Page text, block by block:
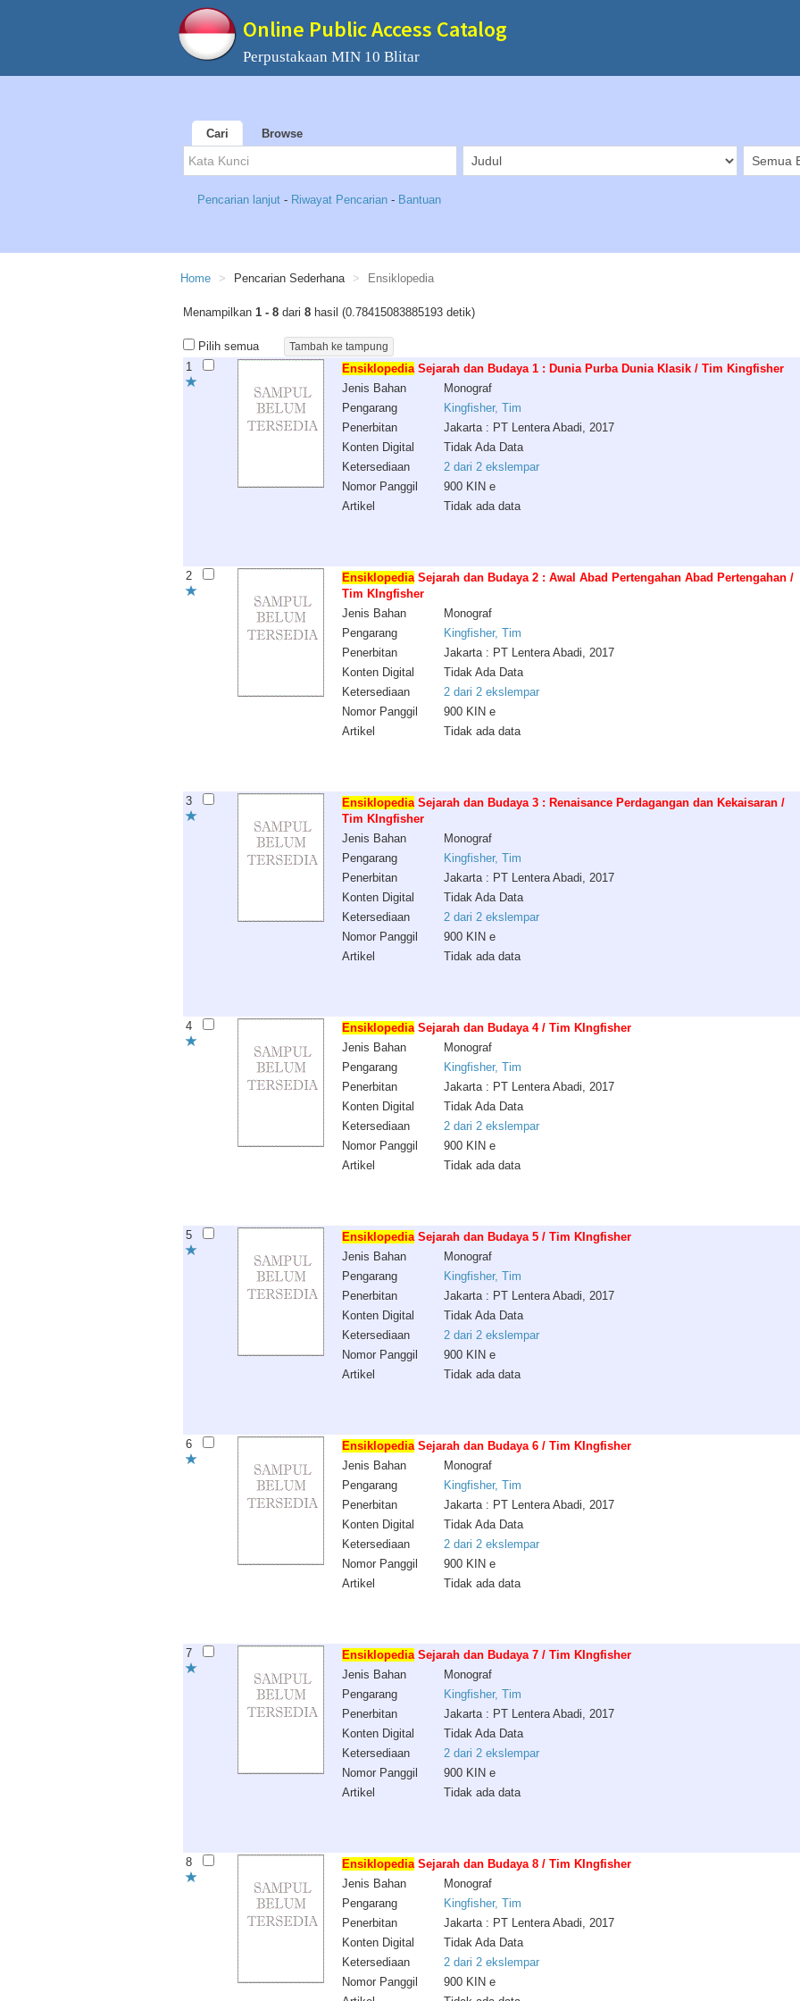
Online Public Access Catalog
Perpustakaan MIN 10 Blitar
Cari Browse
Pencarian lanjut - Riwayat Pencarian - Bantuan
Home Pencarian Sederhana Ensiklopedia
Menampilkan 1 - 8 dari 8 hasil (0.78415083885193 detik)
Pilih semua
1
EnsiklopediaSejarah dan Budaya 1 : Dunia Purba Dunia Klasik / Tim Kingfisher
Jenis Bahan
Monograf
Pengarang
Kingfisher, Tim
Penerbitan
Jakarta : PT Lentera Abadi, 2017
Konten Digital
Tidak Ada Data
Ketersediaan
2 dari 2 ekslempar
Nomor Panggil
900 KIN e
Artikel
Tidak ada data
2 EnsiklopediaSejarah dan Budaya 2 : Awal Abad Pertengahan Abad Pertengahan /
Tim KIngfisher
Jenis Bahan
Monograf
Pengarang
Kingfisher, Tim
Penerbitan
Jakarta : PT Lentera Abadi, 2017
Konten Digital
Tidak Ada Data
Ketersediaan
2 dari 2 ekslempar
Nomor Panggil
900 KIN e
Artikel
Tidak ada data
3 EnsiklopediaSejarah dan Budaya 3 : Renaisance Perdagangan dan Kekaisaran /
Tim KIngfisher
Jenis Bahan
Monograf
Pengarang
Kingfisher, Tim
Penerbitan
Jakarta : PT Lentera Abadi, 2017
Konten Digital
Tidak Ada Data
Ketersediaan
2 dari 2 ekslempar
Nomor Panggil
900 KIN e
Artikel
Tidak ada data
4 EnsiklopediaSejarah dan Budaya 4 / Tim KIngfisher
Jenis Bahan
Monograf
Pengarang
Kingfisher, Tim
Penerbitan
Jakarta : PT Lentera Abadi, 2017
Konten Digital
Tidak Ada Data
Ketersediaan
2 dari 2 ekslempar
Nomor Panggil
900 KIN e
Artikel
Tidak ada data
5 EnsiklopediaSejarah dan Budaya 5 / Tim KIngfisher
Jenis Bahan
Monograf
Pengarang
Kingfisher, Tim
Penerbitan
Jakarta : PT Lentera Abadi, 2017
Konten Digital
Tidak Ada Data
Ketersediaan
2 dari 2 ekslempar
Nomor Panggil
900 KIN e
Artikel
Tidak ada data
6 EnsiklopediaSejarah dan Budaya 6 / Tim KIngfisher
Jenis Bahan
Monograf
Pengarang
Kingfisher, Tim
Penerbitan
Jakarta : PT Lentera Abadi, 2017
Konten Digital
Tidak Ada Data
Ketersediaan
2 dari 2 ekslempar
Nomor Panggil
900 KIN e
Artikel
Tidak ada data
7 EnsiklopediaSejarah dan Budaya 7 / Tim KIngfisher
Jenis Bahan
Monograf
Pengarang
Kingfisher, Tim
Penerbitan
Jakarta : PT Lentera Abadi, 2017
Konten Digital
Tidak Ada Data
Ketersediaan
2 dari 2 ekslempar
Nomor Panggil
900 KIN e
Artikel
Tidak ada data
8 EnsiklopediaSejarah dan Budaya 8 / Tim KIngfisher
Jenis Bahan
Monograf
Pengarang
Kingfisher, Tim
Penerbitan
Jakarta : PT Lentera Abadi, 2017
Konten Digital
Tidak Ada Data
Ketersediaan
2 dari 2 ekslempar
Nomor Panggil
900 KIN e